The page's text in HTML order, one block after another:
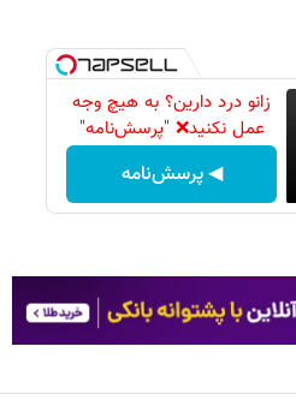
زانو درد دارین؟ به هیچ وجه
عمل نکنید❌ "پرسش‌نامه"
◀ پرسش‌نامه